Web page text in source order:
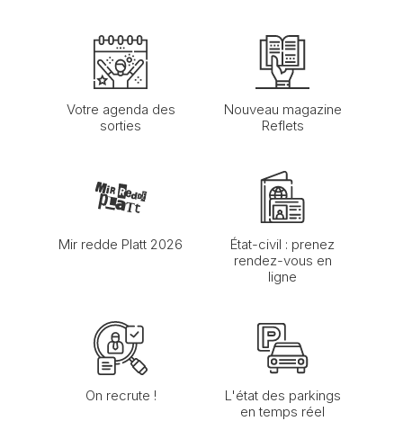
Votre agenda des
sorties
Nouveau magazine
Reflets
Mir redde Platt 2026
État-civil : prenez
rendez-vous en
ligne
On recrute !
L'état des parkings
en temps réel